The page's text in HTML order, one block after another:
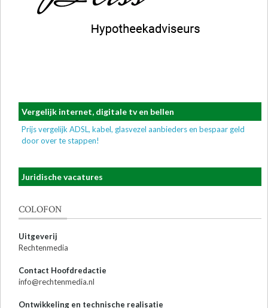
Vergelijk internet, digitale tv en bellen
Prijs vergelijk ADSL, kabel, glasvezel aanbieders en bespaar geld
door over te stappen!
Juridische vacatures
COLOFON
Uitgeverij
Rechtenmedia
Contact Hoofdredactie
info@rechtenmedia.nl
Ontwikkeling en technische realisatie